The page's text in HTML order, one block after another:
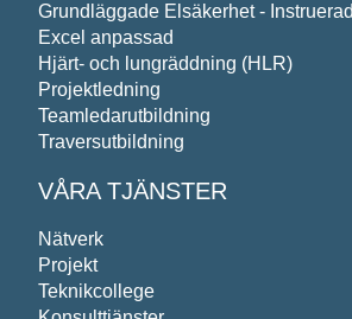
Grundläggade Elsäkerhet -
Excel anpassad
Hjärt- och lungräddning (HLR)
Projektledning
Teamledarutbildning
Traversutbildning
VÅRA TJÄNSTER
Nätverk
Projekt
Teknikcollege
Vi behandlar dina personuppgifter i